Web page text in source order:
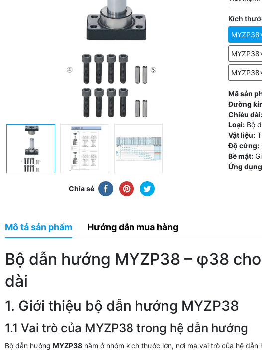
Chia sẻ
Kích
Mã sản
Đường
Chiều dài:
Loại: Bộ
Vật liệu:
Độ cứng:
Bề mặt:
Ứng
Mô tả sản phẩm Hướng dẫn mua hàng
Bộ dẫn hướng MYZP38 – φ38
dài
1. Giới thiệu bộ dẫn hướng MYZP38
1.1 Vai trò của MYZP38 trong hệ dẫn hướng
Bộ dẫn hướng MYZP38 nằm ở nhóm kích thước lớn, nơi mà vai trò của hệ